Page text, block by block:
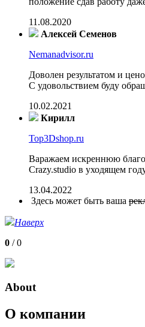
11.08.2020
Алексей Семенов
Nemanadvisor.ru
Доволен результатом и
С удовольствием буду
10.02.2021
Кирилл
Top3Dshop.ru
Варажаем искреннюю
Crazy.studio в уходящем
13.04.2022
Здесь может быть ваша
Наверх
0 /0
About
О компании